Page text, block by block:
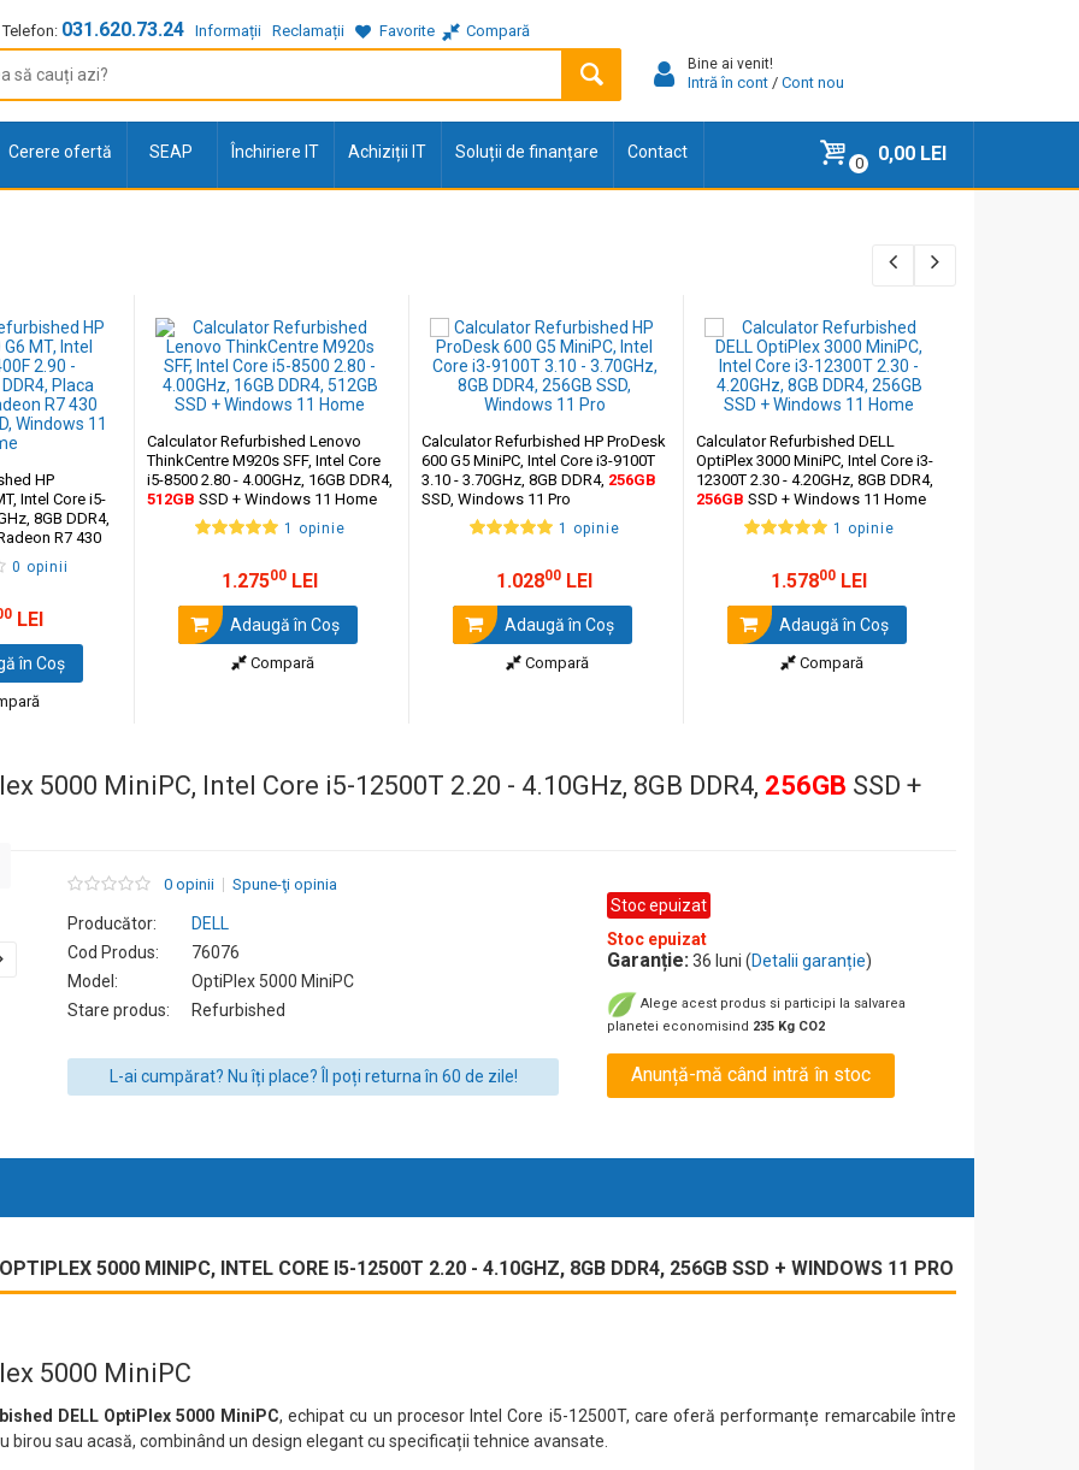
Telefon: 031.620.73.24 Informații Reclamații Favorite Compară
Bine ai venit!
Intră în cont /Cont nou
Cerere ofertă SEAP Închiriere IT Achiziții IT Soluții de finanțare Contact
0 0,00 LEI
HP
Intel Core i5-
8GB DDR4,
R7 430
11
0 opinii
LEI
în Coş
Calculator Refurbished Lenovo
ThinkCentre M920s SFF, Intel Core
i5-8500 2.80 - 4.00GHz, 16GB DDR4,
512GB SSD + Windows 11 Home
1 opinie
1.27500 LEI
Adaugă în Coş
Compară
Calculator Refurbished HP ProDesk
600 G5 MiniPC, Intel Core i3-9100T
3.10 - 3.70GHz, 8GB DDR4, 256GB
SSD, Windows 11 Pro
1 opinie
1.02800 LEI
Adaugă în Coş
Compară
Calculator Refurbished DELL
OptiPlex 3000 MiniPC, Intel Core i3-
12300T 2.30 - 4.20GHz, 8GB DDR4,
256GB SSD + Windows 11 Home
1 opinie
1.57800 LEI
Adaugă în Coş
Compară
5000 MiniPC, Intel Core i5-12500T 2.20 - 4.10GHz, 8GB DDR4, 256GB SSD +
0 opinii Spune-ţi opinia
Producător:
DELL
Cod Produs:
76076
Model:
OptiPlex 5000 MiniPC
Stare produs:
Refurbished
L-ai cumpărat? Nu îți place? Îl poți returna în 60 de zile!
Stoc epuizat
Stoc epuizat
Garanție:36 luni (Detalii garanție)
Alege acest produs si participi la salvarea
planetei economisind 235 Kg CO2
Anunță-mă când intră în stoc
5000 MINIPC, INTEL CORE I5-12500T 2.20 - 4.10GHZ, 8GB DDR4, 256GB SSD + WINDOWS 11 PRO
5000 MiniPC
DELL OptiPlex 5000 MiniPC, echipat cu un procesor Intel Core i5-12500T, care oferă performanțe remarcabile între
birou sau acasă, combinând un design elegant cu specificații tehnice avansate.